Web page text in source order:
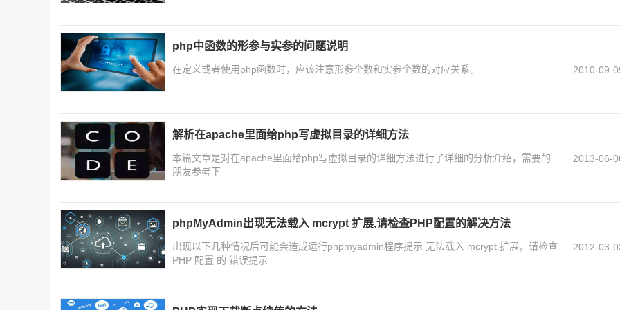
php中函数的形参与实参的问题说明
在定义或者使用php函数时，应该注意形参个数和实参个数的对应关系。 2010-09-
解析在apache里面给php写虚拟目录的详细方法
本篇文章是对在apache里面给php写虚拟目录的详细方法进行了详细的分析介绍，需要的
朋友参考下
2013-06-
phpMyAdmin出现无法载入 mcrypt 扩展,请检查PHP配置的解决方法
出现以下几种情况后可能会造成运行phpmyadmin程序提示 无法载入 mcrypt 扩展，请检查
PHP 配置 的 错误提示
2012-03-